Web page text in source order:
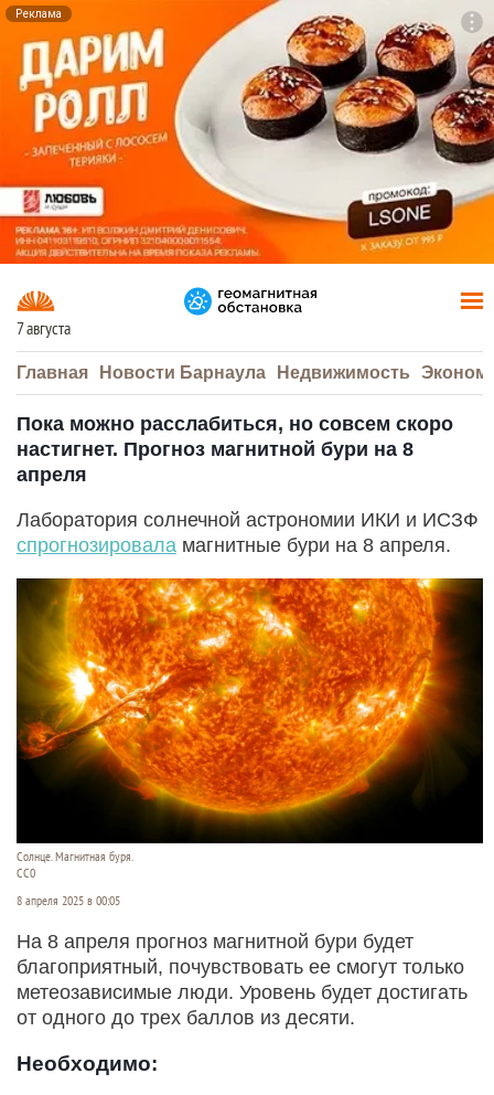
Реклама
7 августа
Главная Новости Барнаула Недвижимость
Пока можно расслабиться, но совсем скоро
настигнет. Прогноз магнитной бури на 8
апреля
Лаборатория солнечной астрономии ИКИ и ИСЗФ
спрогнозировала магнитные бури на 8 апреля.
Солнце. Магнитная буря.
СС0
8 апреля 2025 в 00:05
На 8 апреля прогноз магнитной бури будет
благоприятный, почувствовать ее смогут только
метеозависимые люди. Уровень будет достигать
от одного до трех баллов из десяти.
Необходимо: